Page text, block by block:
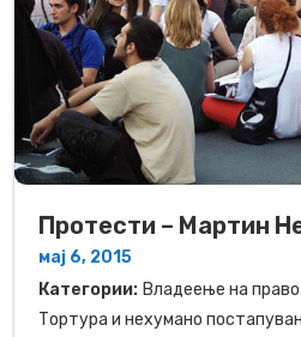
Протести – Мартин
мај 6, 2015
Категории: Владеење на право
Тортура и нехумано